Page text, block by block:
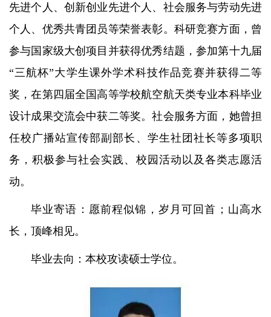
先进个人、创新创业先进个人、社会服务与劳动先进
个人、优秀共青团员等荣誉表彰。科研竞赛方面，曾
参与国家级大创项目并获得优秀结题，参加第十九届
“三航杯”大学生课外学术科技作品竞赛并获得二等
奖，在第四届全国高等学校航空航天类专业本科毕业
设计成果交流会中获二等奖。社会服务方面，她曾担
任校广播站宣传部副部长、学生社团社长等多项职
务，积极参与社会实践、校园活动以及各类志愿活
动。
毕业寄语：愿前程似锦，岁月可回首；山高水
长，顶峰相见。
毕业去向：本校攻读硕士学位。